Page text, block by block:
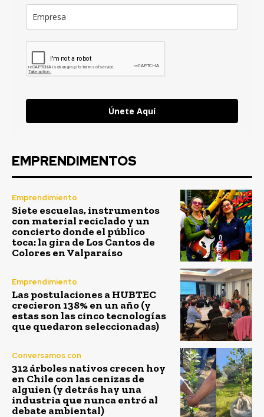
Únete Aquí
EMPRENDIMENTOS
Emprendimiento
Siete escuelas, instrumentos
con material reciclado y un
concierto donde el público
toca: la gira de Los Cantos de
Colores en Valparaíso
Emprendimiento
Las postulaciones a HUBTEC
crecieron 138% en un año (y
estas son las cinco tecnologías
que quedaron seleccionadas)
Conversamos con
312 árboles nativos crecen hoy
en Chile con las cenizas de
alguien (y detrás hay una
industria que nunca entró al
debate ambiental)